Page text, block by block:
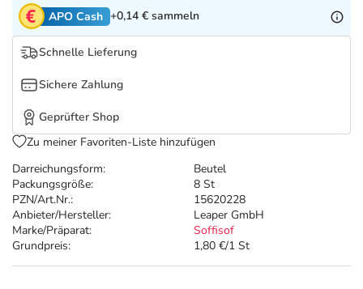
Tierapotheke
Vitamine & Mineralstoffe
Marken
Salus Deals
Darreichungsform:
Beutel
Packungsgröße:
8 St
PZN/Art.Nr.:
15620228
Anbieter/Hersteller:
Leaper GmbH
Marke/Präparat:
Soffisof
Grundpreis:
1,80 €/1 St
APO Cash +0,14 € sammeln
Schnelle Lieferung
Sichere Zahlung
Geprüfter Shop
Zu meiner Favoriten-Liste hinzufügen